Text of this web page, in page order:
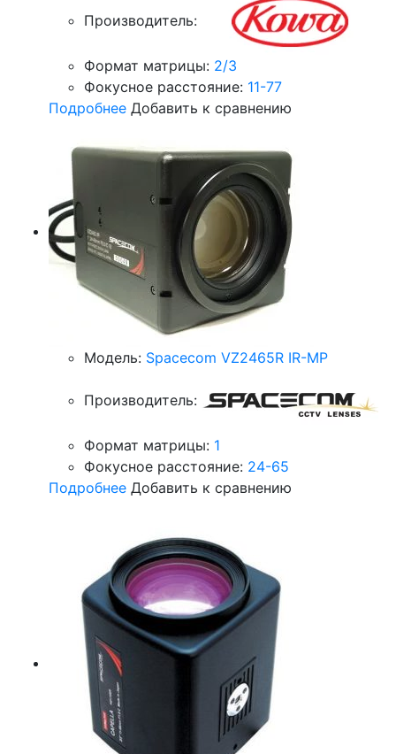
Производитель:
Формат матрицы: 2/3
Фокусное расстояние: 11-77
Подробнее Добавить к сравнению
Модель: Spacecom VZ2465R IR-MP
Производитель:
Формат матрицы: 1
Фокусное расстояние: 24-65
Подробнее Добавить к сравнению